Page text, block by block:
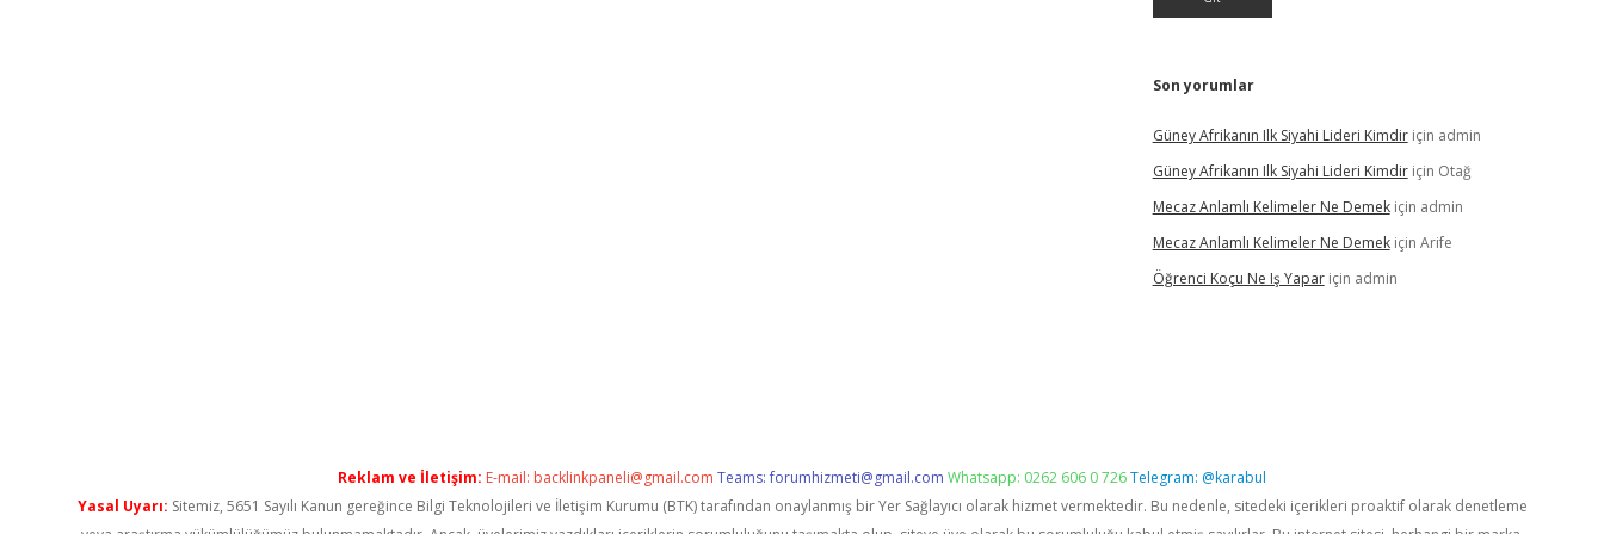
Son yorumlar
Güney Afrikanın Ilk Siyahi Lideri Kimdiriçin admin
Güney Afrikanın Ilk Siyahi Lideri Kimdiriçin Otağ
Mecaz Anlamlı Kelimeler Ne Demekiçin admin
Mecaz Anlamlı Kelimeler Ne Demekiçin Arife
Öğrenci Koçu Ne Iş Yapariçin admin
Reklam ve İletişim: E-mail: backlinkpaneli@gmail.com Teams:forumhizmeti@gmail.com Whatsapp: 0262 606 0 726Telegram: @karabul
Yasal Uyarı: Sitemiz, 5651 Sayılı Kanun gereğince Bilgi Teknolojileri ve İletişim Kurumu (BTK) tarafından onaylanmış bir Yer Sağlayıcı olarak hizmet vermektedir. Bu nedenle, sitedeki içerikleri proaktif olarak denetleme